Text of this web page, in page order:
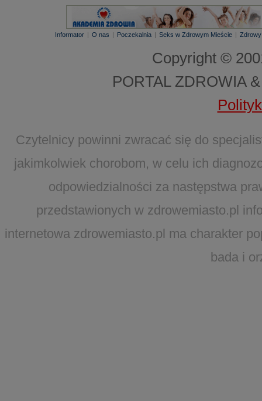
Informator | O nas | Poczekalnia | Seks w Zdrowym Mieście |
Copyright ©
PORTAL ZDROWIA
Czytelnicy powinni zwracać się do
jakimkolwiek chorobom, w celu ich
odpowiedzialności za następstwa
przedstawionych w zdrowemiasto.pl
internetowa zdrowemiasto.pl ma charakter
bada i